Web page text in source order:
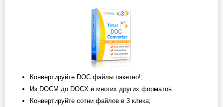
Конвертируйте DOC файлы пакетно!;
Из DOCM до DOCX и многих других форматов.
Конвертируйте сотни файлов в 3 клика;